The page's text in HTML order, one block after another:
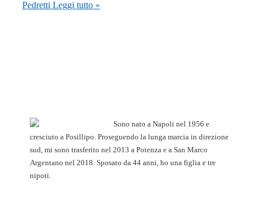
Pedretti Leggi tutto »
Sono nato a Napoli nel 1956 e
cresciuto a Posillipo. Proseguendo la lunga marcia in direzione
sud, mi sono trasferito nel 2013 a Potenza e a San Marco
Argentano nel 2018. Sposato da 44 anni, ho una figlia e tre
nipoti.